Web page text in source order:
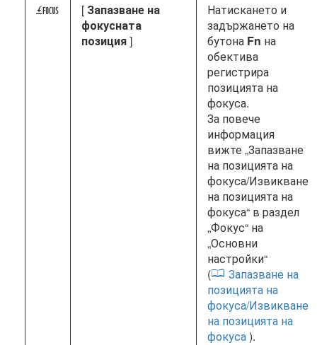
4 [ Запазване на
фокусната
позиция]
Натискането и
задържането на
бутона Fn на
обектива
регистрира
позицията на
фокуса.
За повече
информация
вижте „Запазване
на позицията на
фокуса/Извикване
на позицията на
фокуса“ в раздел
„Фокус“ на
„Основни
настройки“
(
Запазване на
позицията на
фокуса/Извикване
на позицията на
фокуса).